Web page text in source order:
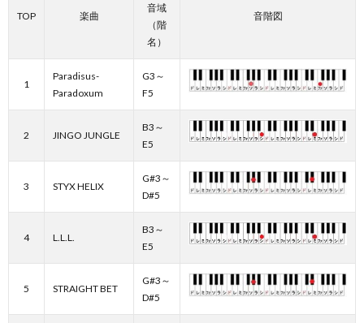
TOP 楽曲
音域
（階
名）
音階図
1
Paradisus-
Paradoxum
G3～
F5
2 JINGO JUNGLE
B3～
E5
3 STYX HELIX
G#3～
D#5
4 L.L.L.
B3～
E5
5 STRAIGHT BET
G#3～
D#5